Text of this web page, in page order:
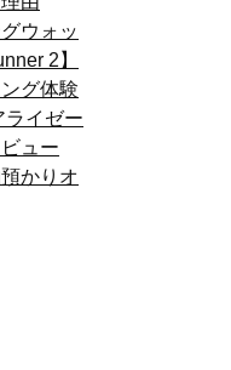
ウォッ
2】
グ体験
ライゼー
ュー
かりオ